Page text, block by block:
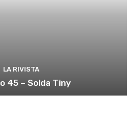
LA RIVISTA
45 – Solda Tiny